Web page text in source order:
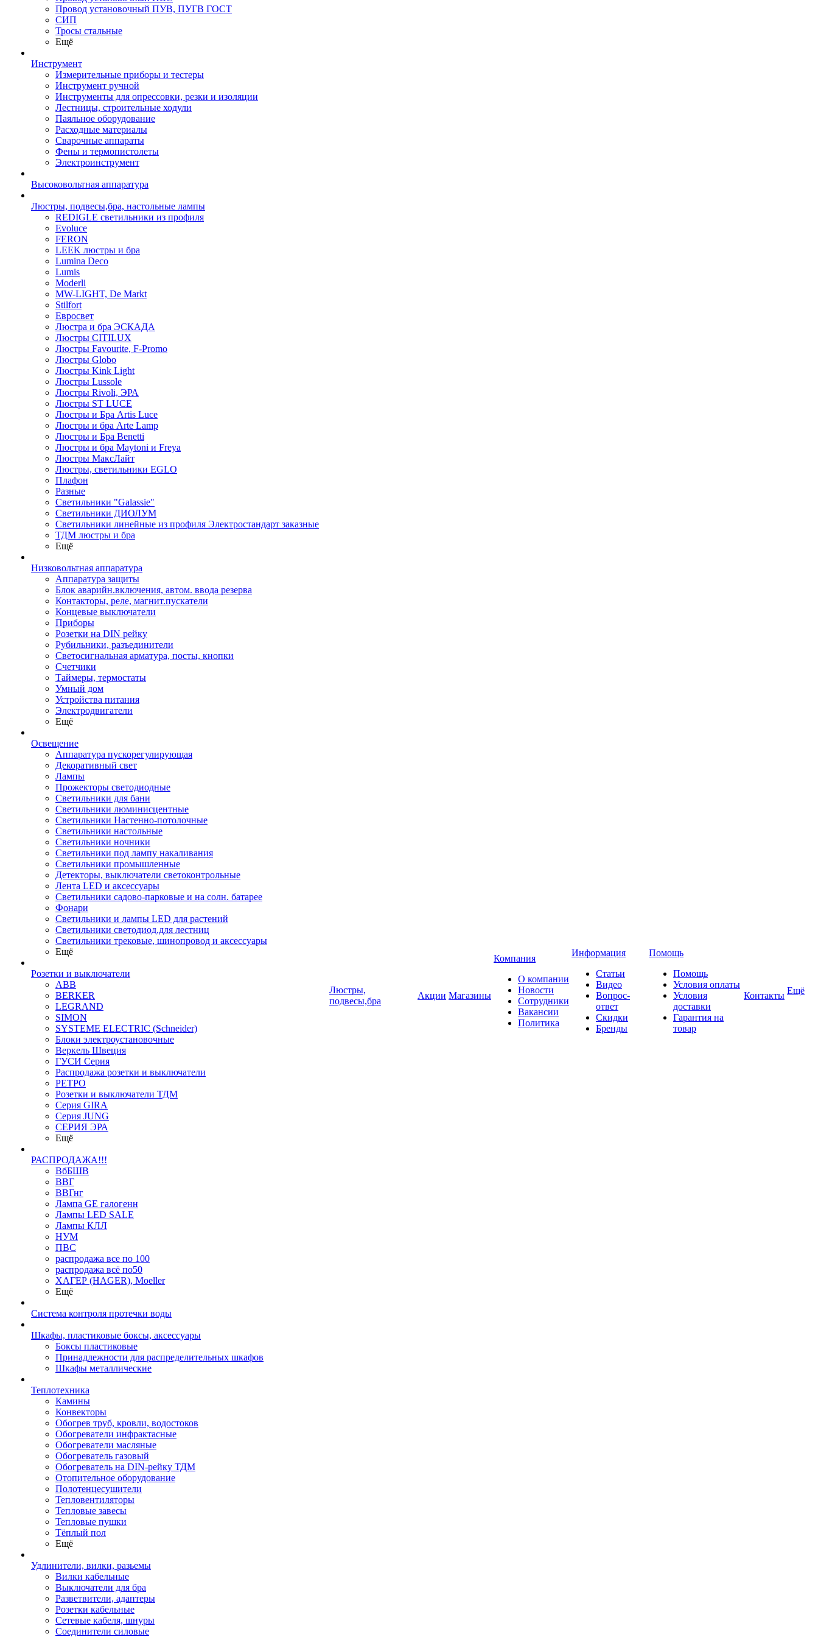
Провод установочный ПУВ, ПУГВ ГОСТ
СИП
Тросы стальные
Ещё
Инструмент
Измерительные приборы и тестеры
Инструмент ручной
Инструменты для опрессовки, резки и изоляции
Лестницы, строительные ходули
Паяльное оборудование
Расходные материалы
Сварочные аппараты
Фены и термопистолеты
Электроинструмент
Высоковольтная аппаратура
Люстры, подвесы,бра, настольные лампы
REDIGLE светильники из профиля
Evoluce
FERON
LEEK люстры и бра
Lumina Deco
Lumis
Moderli
MW-LIGHT, De Markt
Stilfort
Евросвет
Люстра и бра ЭСКАДА
Люстры CITILUX
Люстры Favourite, F-Promo
Люстры Globo
Люстры Kink Light
Люстры Lussole
Люстры Rivoli, ЭРА
Люстры ST LUCE
Люстры и Бра Artis Luce
Люстры и бра Arte Lamp
Люстры и Бра Benetti
Люстры и бра Maytoni и Freya
Люстры МаксЛайт
Люстры, светильники EGLO
Плафон
Разные
Светильники "Galassie"
Светильники ДИОЛУМ
Светильники линейные из профиля Электростандарт заказные
ТДМ люстры и бра
Ещё
Низковольтная аппаратура
Аппаратура защиты
Блок аварийн.включения, автом. ввода резерва
Контакторы, реле, магнит.пускатели
Концевые выключатели
Приборы
Розетки на DIN рейку
Рубильники, разъединители
Светосигнальная арматура, посты, кнопки
Счетчики
Таймеры, термостаты
Умный дом
Устройства питания
Электродвигатели
Ещё
Освещение
Аппаратура пускорегулирующая
Декоративный свет
Лампы
Прожекторы светодиодные
Светильники для бани
Светильники люминисцентные
Светильники Настенно-потолочные
Светильники настольные
Светильники ночники
Светильники под лампу накаливания
Светильники промышленные
Детекторы, выключатели светоконтрольные
Лента LED и аксессуары
Светильники садово-парковые и на солн. батарее
Фонари
Светильники и лампы LED для растений
Светильники светодиод.для лестниц
Светильники трековые, шинопровод и аксессуары
Ещё
Розетки и выключатели
ABB
BERKER
LEGRAND
SIMON
SYSTEME ELECTRIC (Schneider)
Блоки электроустановочные
Веркель Швеция
ГУСИ Серия
Распродажа розетки и выключатели
РЕТРО
Розетки и выключатели ТДМ
Серия GIRA
Серия JUNG
СЕРИЯ ЭРА
Ещё
РАСПРОДАЖА!!!
ВбБШВ
ВВГ
ВВГнг
Лампа GE галогенн
Лампы LED SALE
Лампы КЛЛ
НУМ
ПВС
распродажа все по 100
распродажа всё по50
ХАГЕР (HAGER), Moeller
Ещё
Система контроля протечки воды
Шкафы, пластиковые боксы, аксессуары
Боксы пластиковые
Принадлежности для распределительных шкафов
Шкафы металлические
Теплотехника
Камины
Конвекторы
Обогрев труб, кровли, водостоков
Обогреватели инфрактасные
Обогреватели масляные
Обогреватель газовый
Обогреватель на DIN-рейку ТДМ
Отопительное оборудование
Полотенцесушители
Тепловентиляторы
Тепловые завесы
Тепловые пушки
Тёплый пол
Ещё
Удлинители, вилки, разьемы
Вилки кабельные
Выключатели для бра
Разветвители, адаптеры
Розетки кабельные
Сетевые кабеля, шнуры
Соединители силовые
Люстры,
подвесы,бра
Акции Магазины
Компания
О компании
Новости
Сотрудники
Вакансии
Политика
Информация
Статьи
Видео
Вопрос-
ответ
Скидки
Бренды
Помощь
Помощь
Условия оплаты
Условия
доставки
Гарантия на
товар
Контакты Ещё